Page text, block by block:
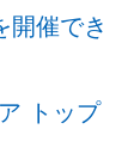
開催でき
トップ